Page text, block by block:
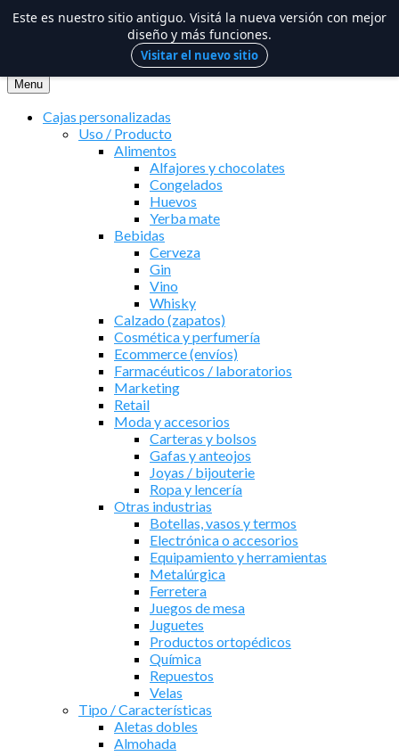
al
contenido
Menu
Cajas personalizadas
Uso / Producto
Alimentos
Alfajores y chocolates
Congelados
Huevos
Yerba mate
Bebidas
Cerveza
Gin
Vino
Whisky
Calzado (zapatos)
Cosmética y perfumería
Ecommerce (envíos)
Farmacéuticos / laboratorios
Marketing
Retail
Moda y accesorios
Carteras y bolsos
Gafas y anteojos
Joyas / bijouterie
Ropa y lencería
Otras industrias
Botellas, vasos y termos
Electrónica o accesorios
Equipamiento y herramientas
Metalúrgica
Ferretera
Juegos de mesa
Juguetes
Productos ortopédicos
Química
Repuestos
Velas
Tipo / Características
Aletas dobles
Almohada
Este es nuestro sitio antiguo. Visitá la nueva versión con mejor
diseño y más funciones.
Visitar el nuevo sitio